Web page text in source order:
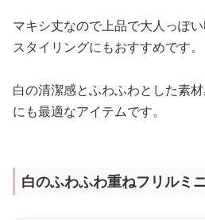
マキシ丈なので上品で大人っぽ
スタイリングにもおすすめです。
白の清潔感とふわふわとした素
にも最適なアイテムです。
白のふわふわ重ねフリルミ